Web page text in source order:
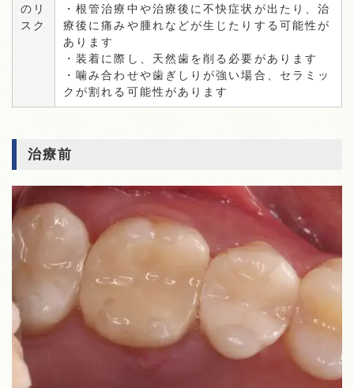
のリ
スク
・根管治療中や治療後に不快症状が出たり、治
療後に痛みや腫れなどが生じたりする可能性が
あります
・装着に際し、天然歯を削る必要があります
・噛み合わせや歯ぎしりが強い場合、セラミッ
クが割れる可能性があります
治療前